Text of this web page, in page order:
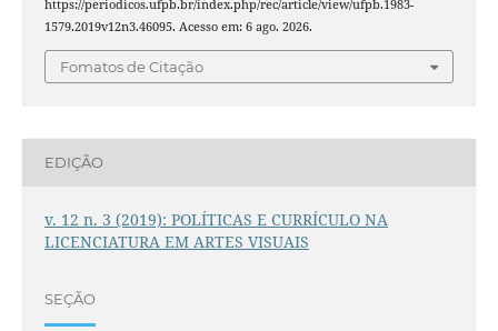
https://periodicos.ufpb.br/index.php/rec/article/view/ufpb.1983-
1579.2019v12n3.46095. Acesso em: 6 ago. 2026.
Fomatos de Citação
EDIÇÃO
v. 12 n. 3 (2019): POLÍTICAS E CURRÍCULO NA
LICENCIATURA EM ARTES VISUAIS
SEÇÃO